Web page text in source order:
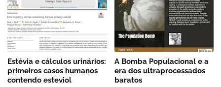
Estévia e cálculos urinários:
primeiros casos humanos
contendo esteviol
A Bomba Populacional e a
era dos ultraprocessados
baratos